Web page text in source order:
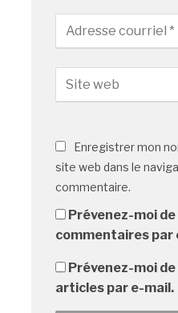
Enregistrer mon
site web dans le
commentaire.
Prévenez-moi
commentaires par
Prévenez-moi
articles par e-mail.